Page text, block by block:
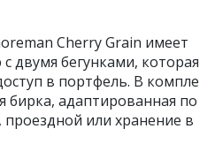
Cherry Grain имеет
двумя бегунками, которая
в портфель. В компле
бирка, адаптированная по
или хранение в